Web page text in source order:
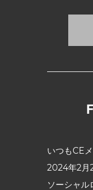
いつもCE
2024年2月
ソーシャ